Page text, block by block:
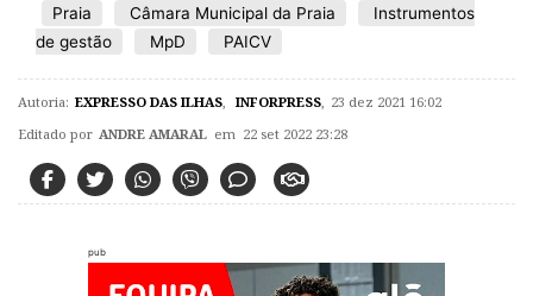
Praia Câmara Municipal da Praia
Instrumentos
de gestão
MpD PAICV
Autoria: EXPRESSO DAS ILHAS INFORPRESS 23 dez 2021 16:02
Editado por ANDRE AMARAL em 22 set 2022 23:28
pub